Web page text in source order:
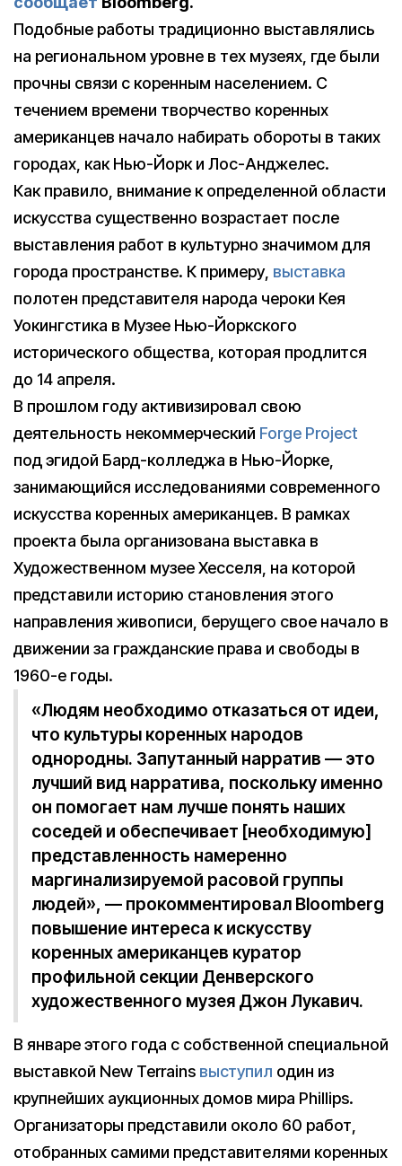
Подобные работы традиционно выставлялись
на региональном уровне в тех музеях, где были
прочны связи с коренным населением. С
течением времени творчество коренных
американцев начало набирать обороты в таких
городах, как Нью-Йорк и Лос-Анджелес.
Как правило, внимание к определенной области
искусства существенно возрастает после
выставления работ в культурно значимом для
города пространстве. К примеру, выставка
полотен представителя народа чероки Кея
Уокингстика в Музее Нью-Йоркского
исторического общества, которая продлится
до 14 апреля.
В прошлом году активизировал свою
деятельность некоммерческий Forge Project
под эгидой Бард-колледжа в Нью-Йорке,
занимающийся исследованиями современного
искусства коренных американцев. В рамках
проекта была организована выставка в
Художественном музее Хесселя, на которой
представили историю становления этого
направления живописи, берущего свое начало в
движении за гражданские права и свободы в
1960-е годы.
«Людям необходимо отказаться от идеи,
что культуры коренных народов
однородны. Запутанный нарратив — это
лучший вид нарратива, поскольку именно
он помогает нам лучше понять наших
соседей и обеспечивает [необходимую]
представленность намеренно
маргинализируемой расовой группы
людей», — прокомментировал Bloomberg
повышение интереса к искусству
коренных американцев куратор
профильной секции Денверского
художественного музея Джон Лукавич.
В январе этого года с собственной специальной
выставкой New Terrains выступил один из
крупнейших аукционных домов мира Phillips.
Организаторы представили около 60 работ,
отобранных самими представителями коренных